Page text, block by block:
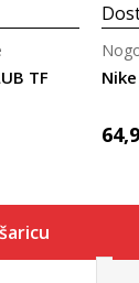
TF Nike